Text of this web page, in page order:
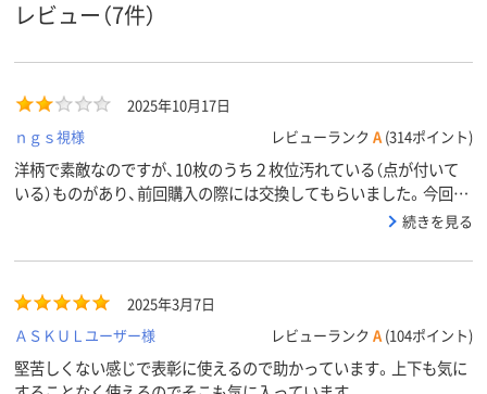
印刷可否 可能
の色
レビュー（7件）
2025年10月17日
ｎｇｓ視様
レビューランク A (314ポイント)
洋柄で素敵なのですが、10枚のうち２枚位汚れている（点が付いて
いる）ものがあり、前回購入の際には交換してもらいました。今回購
入時もまた同じ位の割合で汚れているものが含まれていた（わざわ
ないと思って買う分には良いのかなと。少し気にし過ぎな感じもし
続きを見る
2025年3月7日
ＡＳＫＵＬユーザー様
レビューランク A (104ポイント)
堅苦しくない感じで表彰に使えるので助かっています。上下も気に